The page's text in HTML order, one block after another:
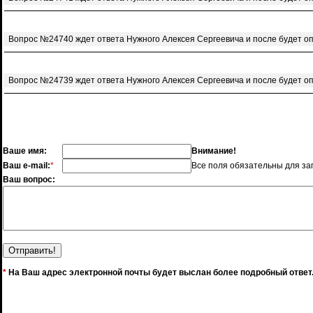
Вопрос №24740 ждет ответа Нужного Алексея Сергеевича и после будет
Вопрос №24739 ждет ответа Нужного Алексея Сергеевича и после будет
Ваше имя:
Внимание!
Ваш e-mail:*
Все поля обязательны для
Ваш вопрос:
* На Ваш адрес электронной почты будет выслан более подробный ответ.